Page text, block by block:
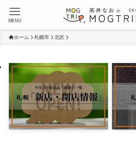
MENU
ホーム 札幌市 北区